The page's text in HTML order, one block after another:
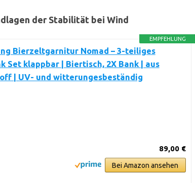
der Stabilität bei Wind
EMPFEHLUNG
Bierzeltgarnitur Nomad – 3-teiliges
Set klappbar | Biertisch, 2X Bank | aus
| UV- und witterungesbeständig
89,00 €
Bei Amazon ansehen